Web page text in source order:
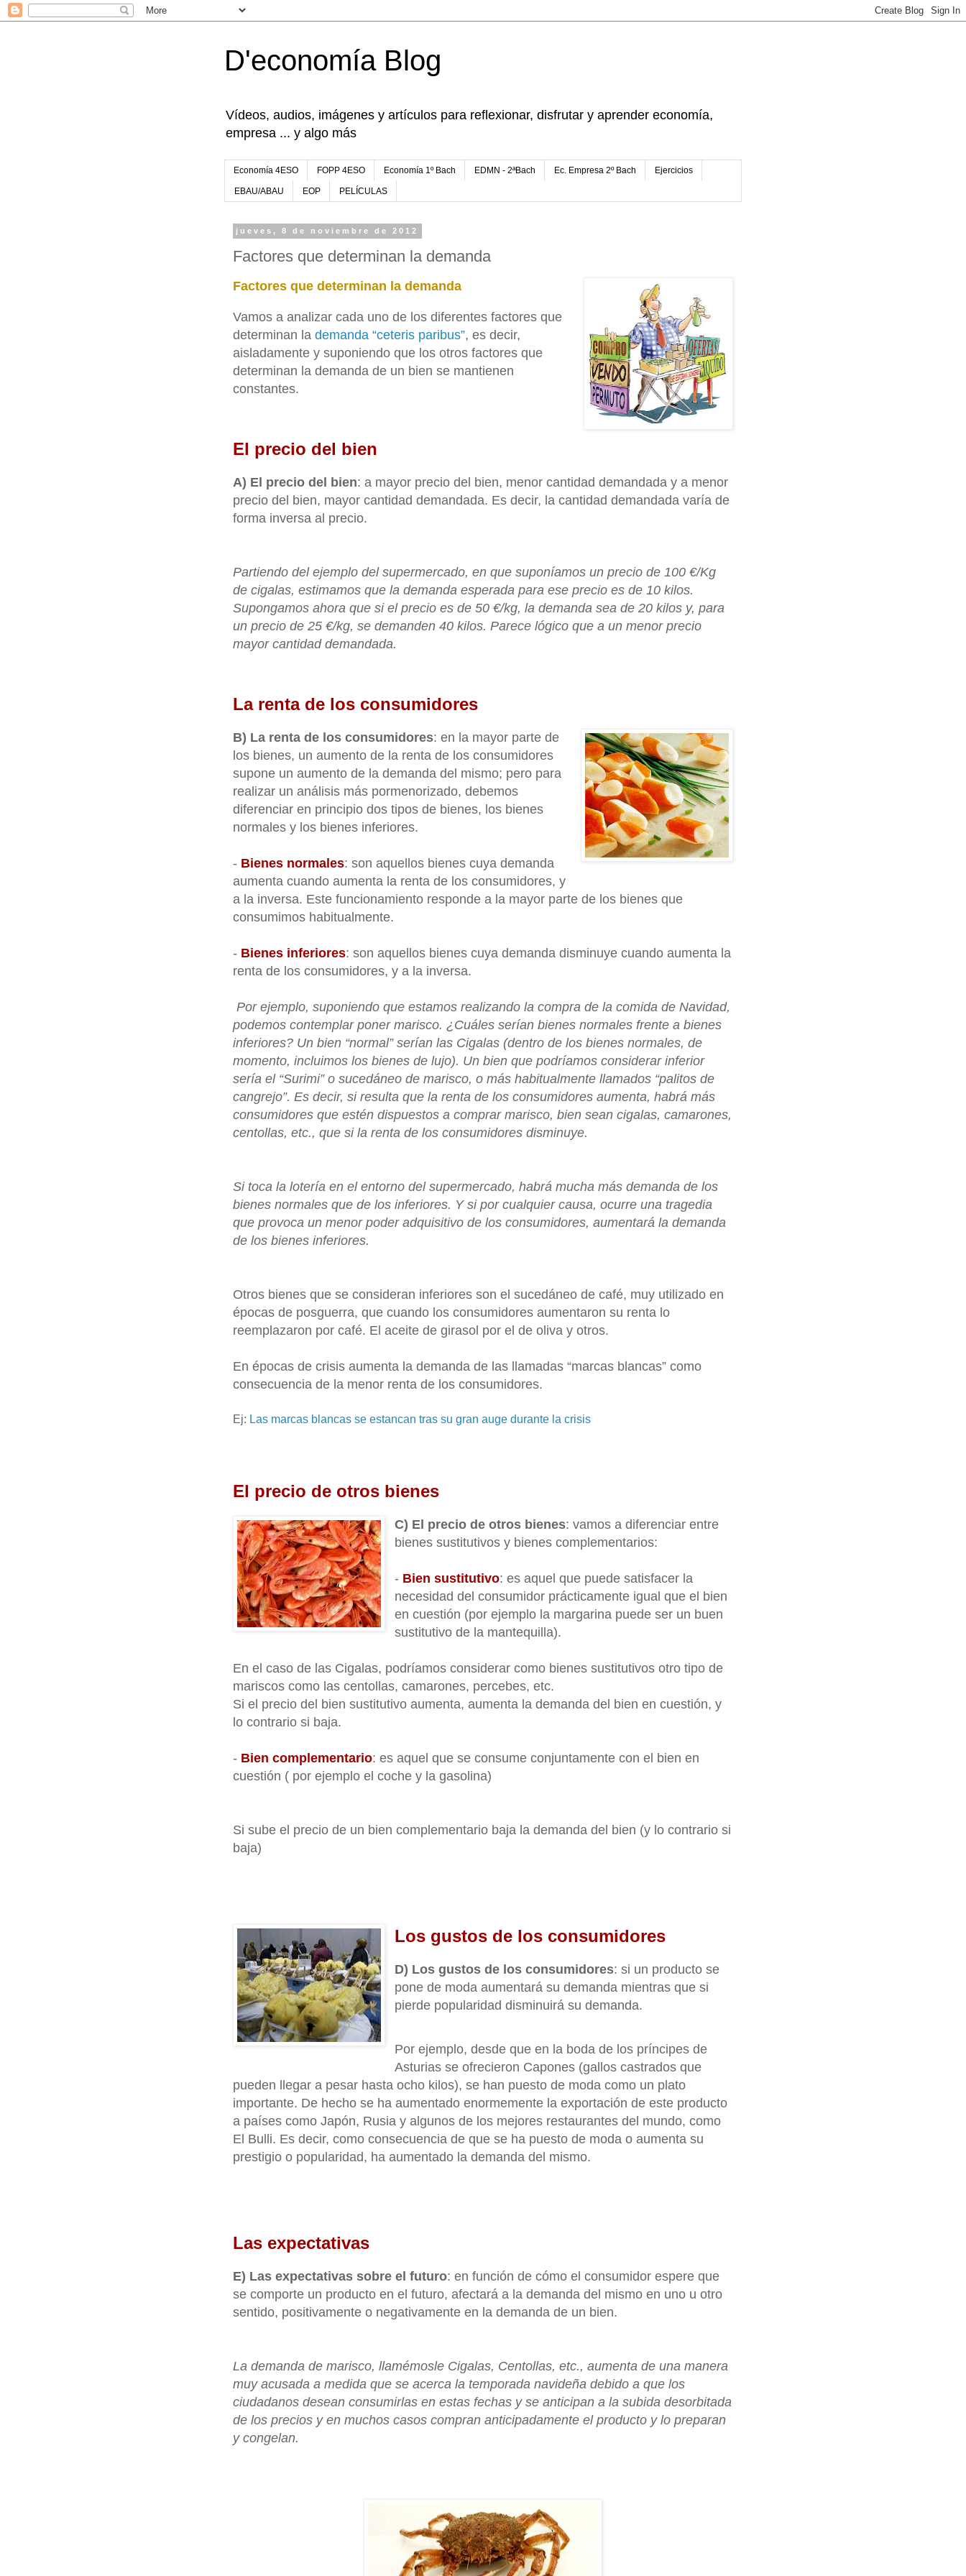
D'economía Blog
Vídeos, audios, imágenes y artículos para reflexionar, disfrutar y aprender economía,
empresa ... y algo más
Economía 4ESO FOPP 4ESO Economía 1º Bach EDMN - 2ªBach Ec. Empresa 2º Bach Ejercicios
EBAU/ABAU EOP PELÍCULAS
jueves, 8 de noviembre de 2012
Factores que determinan la demanda
Factores que determinan la demanda
Vamos a analizar cada uno de los diferentes factores que
determinan la demanda “ceteris paribus”, es decir,
aisladamente y suponiendo que los otros factores que
determinan la demanda de un bien se mantienen
constantes.
El precio del bien
A) El precio del bien: a mayor precio del bien, menor cantidad demandada y a menor
precio del bien, mayor cantidad demandada. Es decir, la cantidad demandada varía de
forma inversa al precio.
Partiendo del ejemplo del supermercado, en que suponíamos un precio de 100 €/Kg
de cigalas, estimamos que la demanda esperada para ese precio es de 10 kilos.
Supongamos ahora que si el precio es de 50 €/kg, la demanda sea de 20 kilos y, para
un precio de 25 €/kg, se demanden 40 kilos. Parece lógico que a un menor precio
mayor cantidad demandada.
La renta de los consumidores
B) La renta de los consumidores: en la mayor parte de
los bienes, un aumento de la renta de los consumidores
supone un aumento de la demanda del mismo; pero para
realizar un análisis más pormenorizado, debemos
diferenciar en principio dos tipos de bienes, los bienes
normales y los bienes inferiores.
- Bienes normales: son aquellos bienes cuya demanda
aumenta cuando aumenta la renta de los consumidores, y
a la inversa. Este funcionamiento responde a la mayor parte de los bienes que
consumimos habitualmente.
- Bienes inferiores: son aquellos bienes cuya demanda disminuye cuando aumenta la
renta de los consumidores, y a la inversa.
Por ejemplo, suponiendo que estamos realizando la compra de la comida de Navidad,
podemos contemplar poner marisco. ¿Cuáles serían bienes normales frente a bienes
inferiores? Un bien “normal” serían las Cigalas (dentro de los bienes normales, de
momento, incluimos los bienes de lujo). Un bien que podríamos considerar inferior
sería el “Surimi” o sucedáneo de marisco, o más habitualmente llamados “palitos de
cangrejo”. Es decir, si resulta que la renta de los consumidores aumenta, habrá más
consumidores que estén dispuestos a comprar marisco, bien sean cigalas, camarones,
centollas, etc., que si la renta de los consumidores disminuye.
Si toca la lotería en el entorno del supermercado, habrá mucha más demanda de los
bienes normales que de los inferiores. Y si por cualquier causa, ocurre una tragedia
que provoca un menor poder adquisitivo de los consumidores, aumentará la demanda
de los bienes inferiores.
Otros bienes que se consideran inferiores son el sucedáneo de café, muy utilizado en
épocas de posguerra, que cuando los consumidores aumentaron su renta lo
reemplazaron por café. El aceite de girasol por el de oliva y otros.
En épocas de crisis aumenta la demanda de las llamadas “marcas blancas” como
consecuencia de la menor renta de los consumidores.
Ej: Las marcas blancas se estancan tras su gran auge durante la crisis
El precio de otros bienes
C) El precio de otros bienes: vamos a diferenciar entre
bienes sustitutivos y bienes complementarios:
- Bien sustitutivo: es aquel que puede satisfacer la
necesidad del consumidor prácticamente igual que el bien
en cuestión (por ejemplo la margarina puede ser un buen
sustitutivo de la mantequilla).
En el caso de las Cigalas, podríamos considerar como bienes sustitutivos otro tipo de
mariscos como las centollas, camarones, percebes, etc.
Si el precio del bien sustitutivo aumenta, aumenta la demanda del bien en cuestión, y
lo contrario si baja.
- Bien complementario: es aquel que se consume conjuntamente con el bien en
cuestión ( por ejemplo el coche y la gasolina)
Si sube el precio de un bien complementario baja la demanda del bien (y lo contrario si
baja)
Los gustos de los consumidores
D) Los gustos de los consumidores: si un producto se
pone de moda aumentará su demanda mientras que si
pierde popularidad disminuirá su demanda.
Por ejemplo, desde que en la boda de los príncipes de
Asturias se ofrecieron Capones (gallos castrados que
pueden llegar a pesar hasta ocho kilos), se han puesto de moda como un plato
importante. De hecho se ha aumentado enormemente la exportación de este producto
a países como Japón, Rusia y algunos de los mejores restaurantes del mundo, como
El Bulli. Es decir, como consecuencia de que se ha puesto de moda o aumenta su
prestigio o popularidad, ha aumentado la demanda del mismo.
Las expectativas
E) Las expectativas sobre el futuro: en función de cómo el consumidor espere que
se comporte un producto en el futuro, afectará a la demanda del mismo en uno u otro
sentido, positivamente o negativamente en la demanda de un bien.
La demanda de marisco, llamémosle Cigalas, Centollas, etc., aumenta de una manera
muy acusada a medida que se acerca la temporada navideña debido a que los
ciudadanos desean consumirlas en estas fechas y se anticipan a la subida desorbitada
de los precios y en muchos casos compran anticipadamente el producto y lo preparan
y congelan.